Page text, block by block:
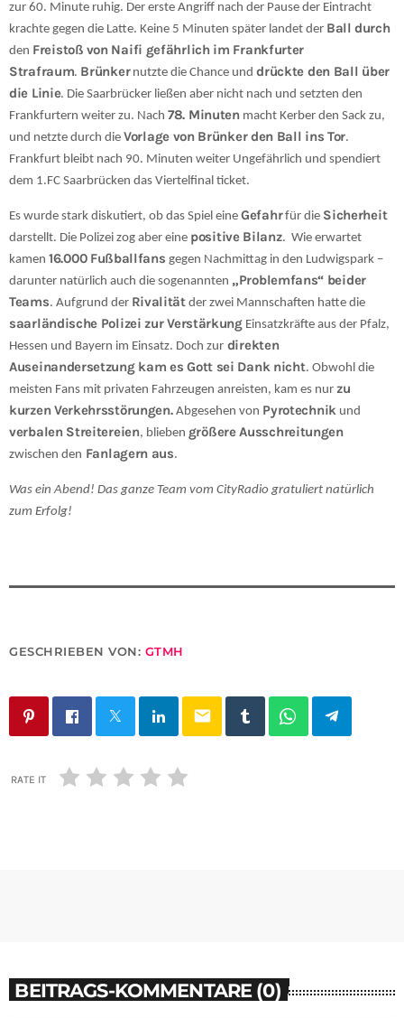
zur 60. Minute ruhig. Der erste Angriff nach der Pause der Eintracht
krachte gegen die Latte. Keine 5 Minuten später landet der Ball durch
den Freistoß von Naifi gefährlich im Frankfurter
Strafraum. Brünkernutzte die Chance unddrückte den Ball über
die Linie. Die Saarbrücker ließen aber nicht nach und setzten den
Frankfurtern weiter zu. Nach 78. Minutenmacht Kerber den Sack zu,
und netzte durch die Vorlage von Brünker den Ball ins Tor.
Frankfurt bleibt nach 90. Minuten weiter Ungefährlich und spendiert
dem 1.FC Saarbrücken das Viertelfinal ticket.
Es wurde stark diskutiert, ob das Spiel eine Gefahrfür die Sicherheit
darstellt. Die Polizei zog aber eine positive Bilanz. Wie erwartet
kamen 16.000 Fußballfans gegen Nachmittag in den Ludwigspark –
darunter natürlich auch die sogenannten „Problemfans“ beider
Teams. Aufgrund der Rivalitätder zwei Mannschaften hatte die
saarländische Polizei zur VerstärkungEinsatzkräfte aus der Pfalz,
Hessen und Bayern im Einsatz. Doch zur direkten
Auseinandersetzung kam es Gott sei Dank nicht. Obwohl die
meisten Fans mit privaten Fahrzeugen anreisten, kam es nur zu
kurzen Verkehrsstörungen.Abgesehen von Pyrotechnikund
verbalen Streitereien, blieben größere Ausschreitungen
zwischen den Fanlagern aus.
Was ein Abend! Das ganze Team vom CityRadio gratuliert natürlich
zum Erfolg!
GESCHRIEBEN VON: GTMH
email
RATE IT
BEITRAGS-KOMMENTARE (0)